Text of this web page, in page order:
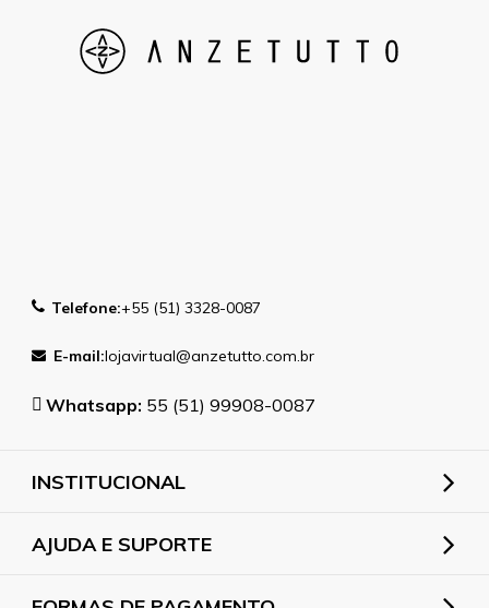
Telefone:+55 (51) 3328-0087
E-mail:lojavirtual@anzetutto.com.br
Whatsapp: 55 (51) 99908-0087
INSTITUCIONAL
AJUDA E SUPORTE